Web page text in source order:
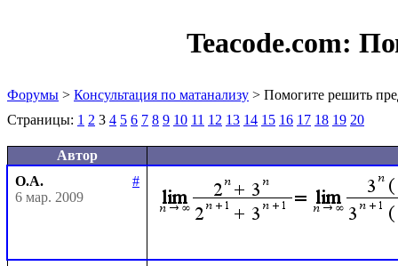
Teacode.com:
Форумы > Консультация по матанализу > Помогите решить
Страницы: 1 2 3 4 5 6 7 8 9 10 11 12 13 14 15 16 17 18 19 20
Автор
О.А.
#
6 мар. 2009